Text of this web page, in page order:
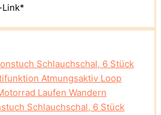
Link*
Schlauchschal, 6 Stück